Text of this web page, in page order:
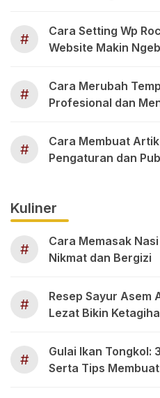
#
Cara Setting Wp
Website Makin
#
Cara Merubah
Profesional dan
#
Cara Membuat
Pengaturan dan
Kuliner
#
Cara Memasak
Nikmat dan Bergizi
#
Resep Sayur Asem
Lezat Bikin
#
Gulai Ikan Tongkol:
Serta Tips